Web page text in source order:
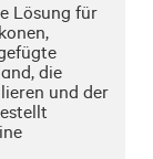
Lösung für
die
und der